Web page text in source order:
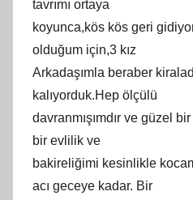
tavrımı ortaya
koyunca,kös kös geri
olduğum için,3 kız
Arkadaşımla beraber
kalıyorduk.Hep ölçülü
davranmışımdır ve güzel
bir evlilik ve
bakireliğimi kesinlikle
acı geceye kadar. Bir